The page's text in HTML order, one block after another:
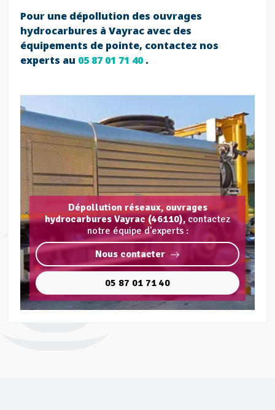
Pour une dépollution des ouvrages
hydrocarbures à Vayrac avec des
équipements de pointe, contactez nos
experts au 05 87 01 71 40.
Dépollution réseaux, ouvrages
hydrocarbures Vayrac (46110), contactez
notre équipe d'experts :
Nous contacter
05 87 01 71 40